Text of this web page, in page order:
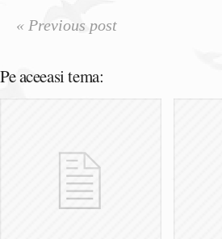
« Previous post
Pe aceeasi tema: